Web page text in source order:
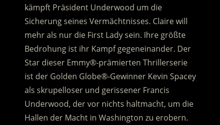
kämpft Präsident Underwood um die
Sicherung seines Vermächtnisses. Claire will
mehr als nur die First Lady sein. Ihre größte
Bedrohung ist ihr Kampf gegeneinander. Der
Star dieser Emmy®-prämierten Thrillerserie
ist der Golden Globe®-Gewinner Kevin Spacey
als skrupelloser und gerissener Francis
Underwood, der vor nichts haltmacht, um die
Hallen der Macht in Washington zu erobern.